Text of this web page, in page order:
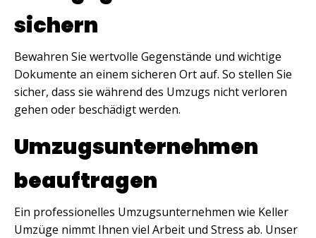
sichern
Bewahren Sie wertvolle Gegenstände und wichtige
Dokumente an einem sicheren Ort auf. So stellen Sie
sicher, dass sie während des Umzugs nicht verloren
gehen oder beschädigt werden.
Umzugsunternehmen
beauftragen
Ein professionelles Umzugsunternehmen wie Keller
Umzüge nimmt Ihnen viel Arbeit und Stress ab. Unser